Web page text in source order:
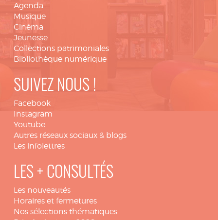
Agenda
Musique
Cinéma
Jeunesse
Collections patrimoniales
Bibliothèque numérique
SUIVEZ NOUS !
Facebook
Instagram
Youtube
Autres réseaux sociaux & blogs
Les infolettres
LES + CONSULTÉS
Les nouveautés
Horaires et fermetures
Nos sélections thématiques